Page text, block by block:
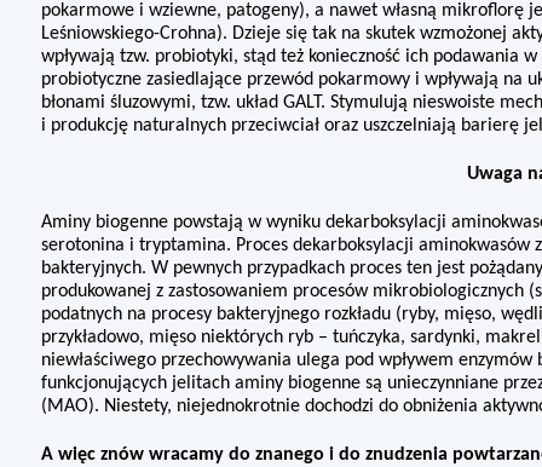
pokarmowe i wziewne, patogeny), a nawet własną mikroflorę
Leśniowskiego-Crohna). Dzieje się tak na skutek wzmożonej
wpływają tzw. probiotyki, stąd też konieczność ich podawania
probiotyczne za­siedlające przewód pokarmowy i wpływają na
błonami śluzowymi, tzw. układ GALT. Stymulują nieswoiste
i produkcję naturalnych przeciwciał oraz uszczelniają barierę
Uwaga
Aminy biogenne powstają w wyniku dekarboksylacji
serotonina i tryptamina. Proces dekarboksylacji aminokwasów
bakteryjnych. W pewnych przypadkach proces ten jest
produkowanej z zastosowaniem procesów mikrobiologicznych
podatnych na procesy bakteryjnego rozkładu (ryby, mięso,
przykładowo, mięso niektórych ryb – tuńczyka, sardynki,
niewłaściwego przechowywania ulega pod wpływem
funkcjonujących jelitach aminy biogenne są unieczynniane
(MAO). Niestety, niejednokrotnie dochodzi do obni­żenia
A więc znów wracamy do znanego i do znudzenia